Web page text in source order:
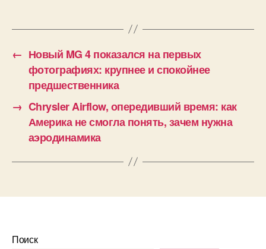
← Новый MG 4 показался на первых
фотографиях: крупнее и спокойнее
предшественника
→ Chrysler Airflow, опередивший время: как
Америка не смогла понять, зачем нужна
аэродинамика
Поиск